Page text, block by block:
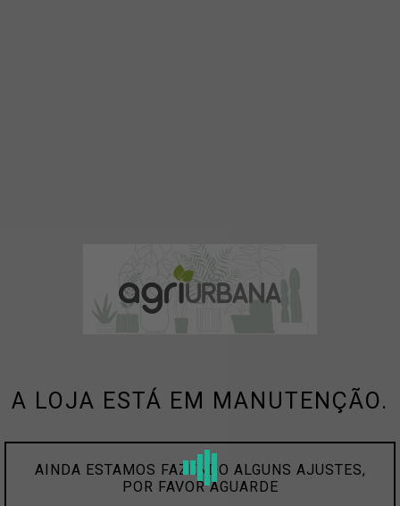
A LOJA ESTÁ EM MANUTENÇÃO.
AINDA ESTAMOS FAZENDO ALGUNS AJUSTES,
POR FAVOR AGUARDE